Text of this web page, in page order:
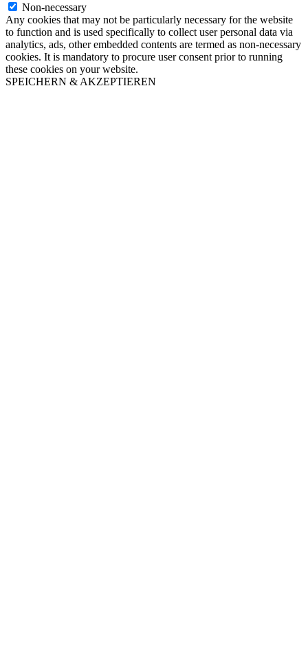
Non-necessary
Any cookies that may not be particularly necessary for the website
to function and is used specifically to collect user personal data via
analytics, ads, other embedded contents are termed as non-necessary
cookies. It is mandatory to procure user consent prior to running
these cookies on your website.
SPEICHERN & AKZEPTIEREN